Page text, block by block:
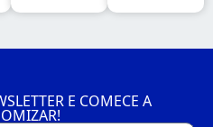
E COMECE A